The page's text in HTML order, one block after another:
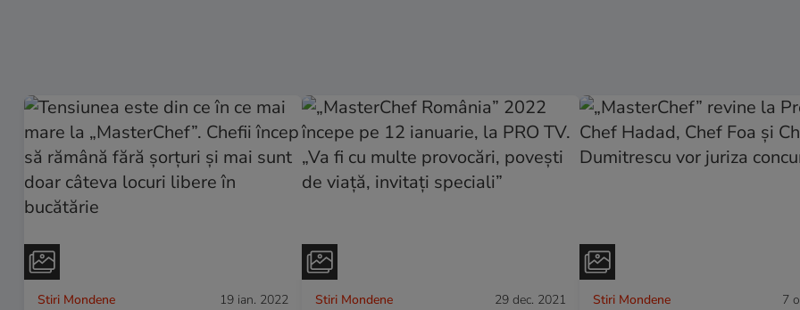
Stiri Mondene 19 ian. 2022 Stiri Mondene 29 dec. 2021 Stiri Mondene 7